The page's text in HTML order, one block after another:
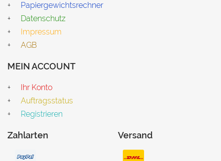
Papiergewichtsrechner
Datenschutz
Impressum
AGB
MEIN ACCOUNT
Ihr Konto
Auftragsstatus
Registrieren
Zahlarten Versand